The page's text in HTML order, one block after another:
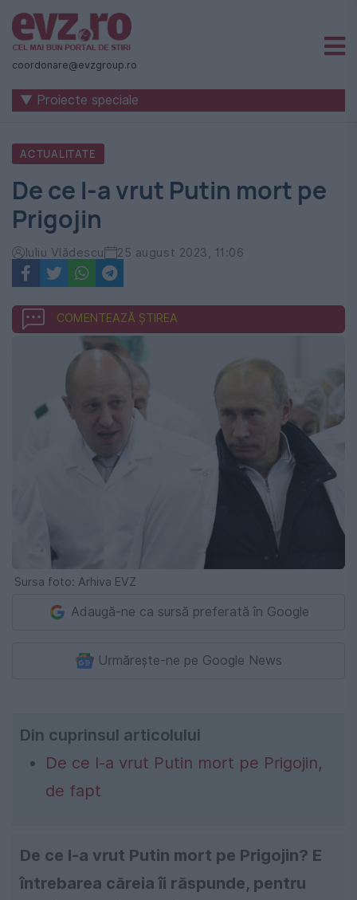
Știri
naționale
internaționale
România
-
Evenimentul
Zilei
coordonare@evzgroup.ro
▼ Proiecte speciale
ACTUALITATE
De ce l-a vrut Putin mort pe
Prigojin
Iuliu Vlădescu 25 august 2023, 11:06
COMENTEAZĂ ȘTIREA
Sursa foto: Arhiva EVZ
Adaugă-ne ca sursă preferată în Google
Urmărește-ne pe Google News
Din cuprinsul articolului
De ce l-a vrut Putin mort pe Prigojin,
de fapt
De ce l-a vrut Putin mort pe Prigojin? E
întrebarea căreia îi răspunde, pentru